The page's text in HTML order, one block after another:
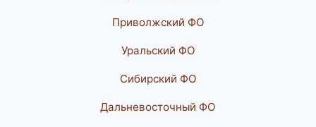
Приволжский ФО
Уральский ФО
Сибирский ФО
Дальневосточный ФО